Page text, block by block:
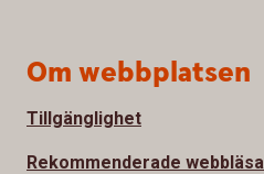
Om webbplatsen
Tillgänglighet
Rekommenderade